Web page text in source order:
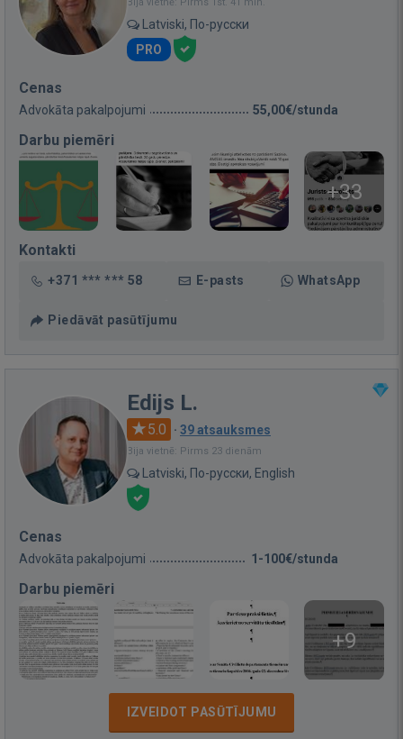
Latviski, По-русски
PRO
Cenas
Advokāta pakalpojumi 55,00€/stunda
Darbu piemēri
+33
Kontakti
+371 *** *** 58 E-pasts WhatsApp
Piedāvāt pasūtījumu
Edijs L.
5.0 · 39 atsauksmes
Bija vietnē: Pirms 23 dienām
Latviski, По-русски, English
Cenas
Advokāta pakalpojumi 1-100€/stunda
Darbu piemēri
+9
IZVEIDOT PASŪTĪJUMU